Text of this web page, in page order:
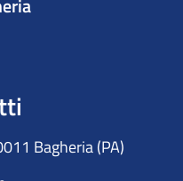
Bagheria (PA)